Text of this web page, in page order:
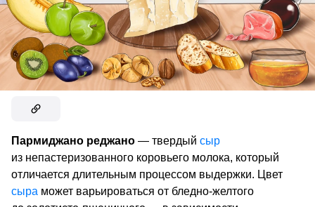
Пармиджано реджано — твердый сыр
из непастеризованного коровьего молока, который
отличается длительным процессом выдержки. Цвет
сыра может варьироваться от бледно-желтого